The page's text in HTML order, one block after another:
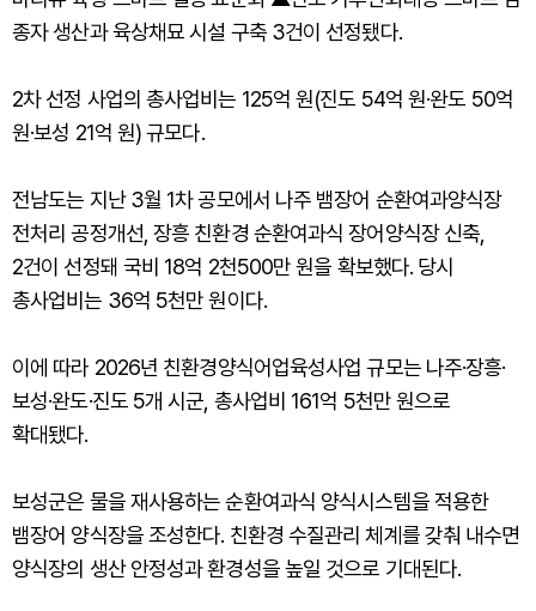
종자 생산과 육상채묘 시설 구축 3건이 선정됐다.
2차 선정 사업의 총사업비는 125억 원(진도 54억 원·완도 50억
원·보성 21억 원) 규모다.
전남도는 지난 3월 1차 공모에서 나주 뱀장어 순환여과양식장
전처리 공정개선, 장흥 친환경 순환여과식 장어양식장 신축,
2건이 선정돼 국비 18억 2천500만 원을 확보했다. 당시
총사업비는 36억 5천만 원이다.
이에 따라 2026년 친환경양식어업육성사업 규모는 나주·장흥·
보성·완도·진도 5개 시군, 총사업비 161억 5천만 원으로
확대됐다.
보성군은 물을 재사용하는 순환여과식 양식시스템을 적용한
뱀장어 양식장을 조성한다. 친환경 수질관리 체계를 갖춰 내수면
양식장의 생산 안정성과 환경성을 높일 것으로 기대된다.